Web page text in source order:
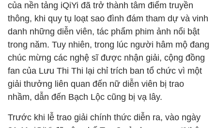
của nền tảng iQiYi đã trở thành tâm điểm truyền
thông, khi quy tụ loạt sao đình đám tham dự và vinh
danh những diễn viên, tác phẩm phim ảnh nổi bật
trong năm. Tuy nhiên, trong lúc người hâm mộ đang
chúc mừng các nghệ sĩ được nhận giải, cộng đồng
fan của Lưu Thi Thi lại chỉ trích ban tổ chức vì một
giải thưởng liên quan đến nữ diễn viên bị trao
nhầm, dẫn đến Bạch Lộc cũng bị vạ lây.
Trước khi lễ trao giải chính thức diễn ra, vào ngày